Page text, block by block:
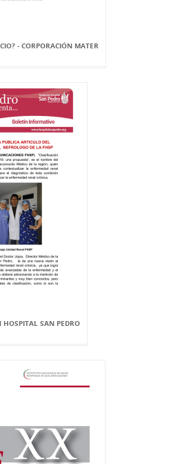
- CORPORACIÓN MATER
SAN PEDRO